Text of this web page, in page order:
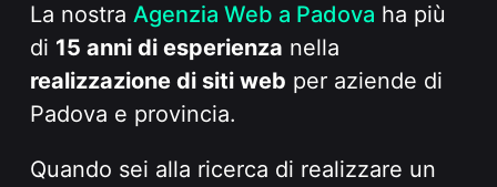
La nostra Agenzia Web a Padova ha più
di 15 anni di esperienza nella
realizzazione di siti web per aziende di
Padova e provincia.
Quando sei alla ricerca di realizzare un